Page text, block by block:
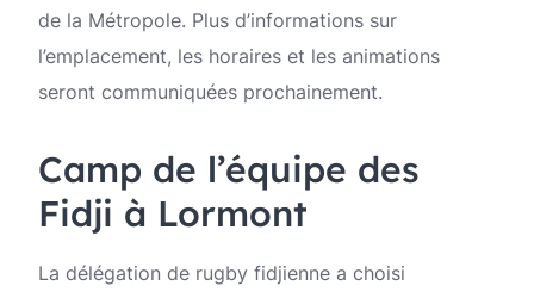
de la Métropole. Plus d’informations sur
l’emplacement, les horaires et les animations
seront communiquées prochainement.
Camp de l’équipe des
Fidji à Lormont
La délégation de rugby fidjienne a choisi